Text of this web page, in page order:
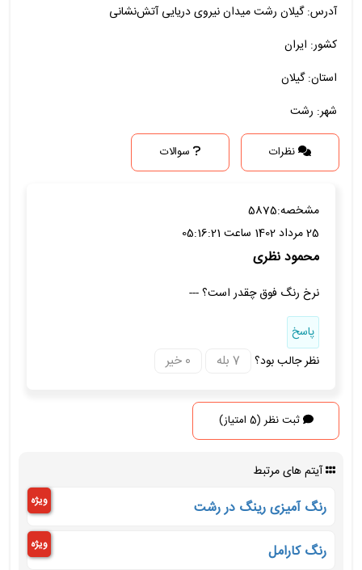
آدرس: گیلان رشت میدان نیروی دریایی آتش‌نشانی
کشور: ایران
استان: گیلان
شهر: رشت
نظرات سوالات
مشخصه:5875
25 مرداد 1402 ساعت 05:16:21
محمود نظری
نرخ رنگ فوق چقدر است؟ ---
پاسخ
نظر جالب بود؟
ثبت نظر (5 امتیاز)
آیتم های مرتبط
رنگ آمیزی رینگ در رشت ویژه
رنگ کارامل ویژه